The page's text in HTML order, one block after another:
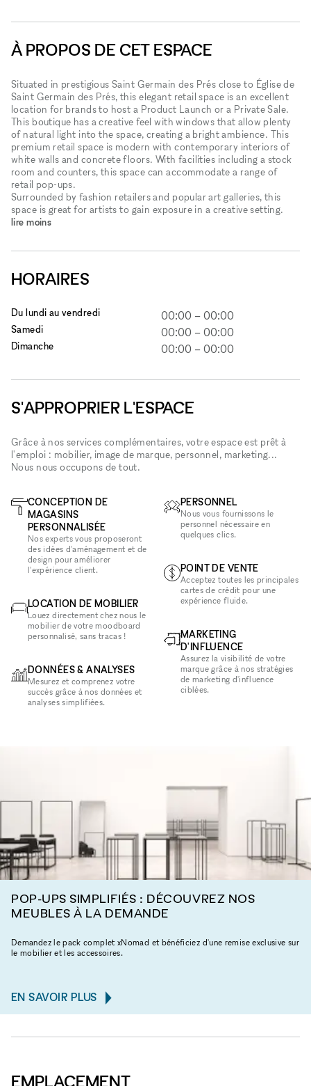
À PROPOS DE CET ESPACE
Situated in prestigious Saint Germain des Prés close to Église de
Saint Germain des Prés, this elegant retail space is an excellent
location for brands to host a Product Launch or a Private Sale.
This boutique has a creative feel with windows that allow plenty
of natural light into the space, creating a bright ambience. This
premium retail space is modern with contemporary interiors of
white walls and concrete floors. With facilities including a stock
room and counters, this space can accommodate a range of
retail pop-ups.
Surrounded by fashion retailers and popular art galleries, this
space is great for artists to gain exposure in a creative setting.
lire moins
HORAIRES
Du lundi au vendredi 00:00 – 00:00
Samedi 00:00 – 00:00
Dimanche 00:00 – 00:00
S'APPROPRIER L'ESPACE
Grâce à nos services complémentaires, votre espace est prêt à
l'emploi : mobilier, image de marque, personnel, marketing...
Nous nous occupons de tout.
CONCEPTION DE
MAGASINS
PERSONNALISÉE
Nos experts vous proposeront
des idées d'aménagement et de
design pour améliorer
l'expérience client.
LOCATION DE MOBILIER
Louez directement chez nous le
mobilier de votre moodboard
personnalisé, sans tracas !
DONNÉES & ANALYSES
Mesurez et comprenez votre
succès grâce à nos données et
analyses simplifiées.
PERSONNEL
Nous vous fournissons le
personnel nécessaire en
quelques clics.
POINT DE VENTE
Acceptez toutes les principales
cartes de crédit pour une
expérience fluide.
MARKETING
D'INFLUENCE
Assurez la visibilité de votre
marque grâce à nos stratégies
de marketing d'influence
ciblées.
POP-UPS SIMPLIFIÉS : DÉCOUVREZ NOS
MEUBLES À LA DEMANDE
Demandez le pack complet xNomad et bénéficiez d'une remise exclusive sur
le mobilier et les accessoires.
EN SAVOIR PLUS
EMPLACEMENT